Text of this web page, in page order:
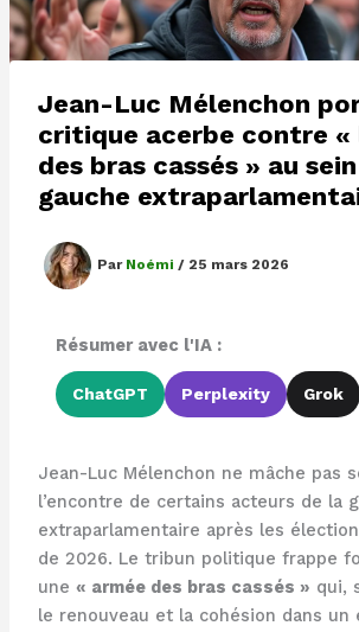
Jean-Luc Mélenchon
critique acerbe contre «
des bras cassés » au
gauche
Par Noémi / 25 mars 2026
Résumer avec l'IA :
ChatGPT Perplexity Grok
Jean-Luc Mélenchon ne mâche pas
l’encontre de certains acteurs de la
extraparlamentaire après les
de 2026. Le tribun politique frappe
une « armée des bras cassés » qui,
le renouveau et la cohésion dans un